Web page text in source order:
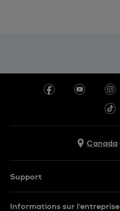
Canada
Support
Informations sur l'entreprise